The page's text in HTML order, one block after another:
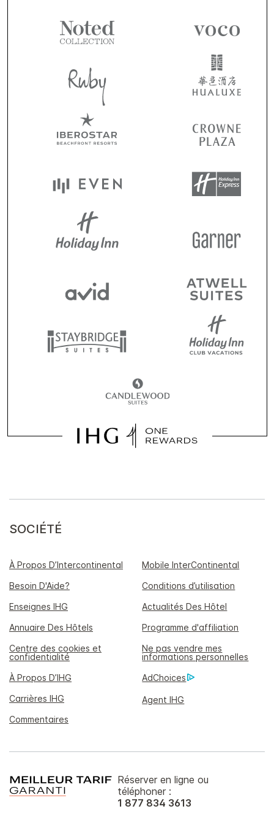
SOCIÉTÉ
À Propos D’Intercontinental
Mobile InterContinental
Besoin D'Aide?
Conditions d’utilisation
Enseignes IHG
Actualités Des Hôtel
Annuaire Des Hôtels
Programme d'affiliation
Centre des cookies et
confidentialité
Ne pas vendre mes
informations personnelles
À Propos D’IHG
AdChoices
Carrières IHG
Agent IHG
Commentaires
Réserver en ligne ou
téléphoner :
1 877 834 3613